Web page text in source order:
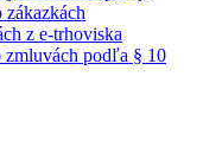
zákazkách
z e-trhoviska
zmluvách podľa § 10